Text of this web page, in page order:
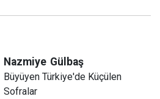
Nazmiye Gülbaş
Büyüyen Türkiye'de Küçülen
Sofralar